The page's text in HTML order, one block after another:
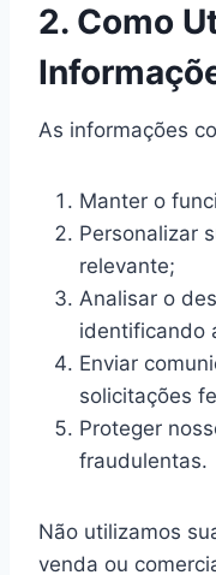
2. Como
As informações
Manter o
Personalizar
relevante;
Analisar o
identificando
Enviar
solicitações
Proteger
fraudulentas.
Não utilizamos
venda ou